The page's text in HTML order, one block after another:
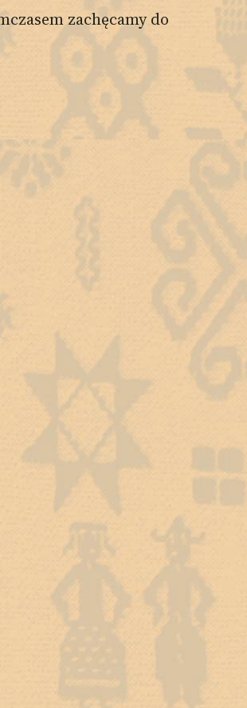
zachęcamy do